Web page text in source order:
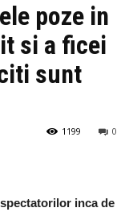
poze in
si a ficei
sunt
0
1199
inca de